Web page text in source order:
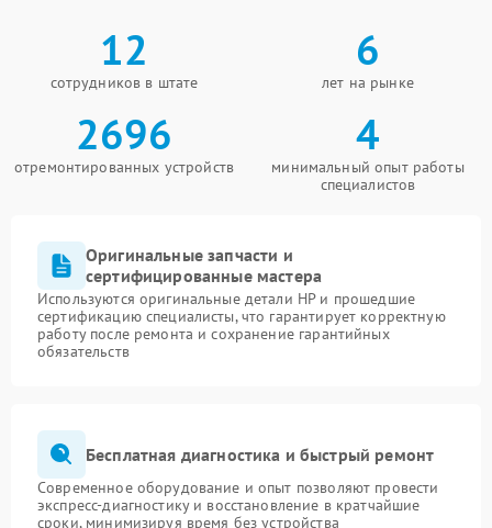
12
сотрудников в штате
6
лет на рынке
2696
отремонтированных устройств
4
минимальный опыт работы
специалистов
Оригинальные запчасти и
сертифицированные мастера
Используются оригинальные детали HP и прошедшие
сертификацию специалисты, что гарантирует корректную
работу после ремонта и сохранение гарантийных
обязательств
Бесплатная диагностика и быстрый ремонт
Современное оборудование и опыт позволяют провести
экспресс-диагностику и восстановление в кратчайшие
сроки, минимизируя время без устройства